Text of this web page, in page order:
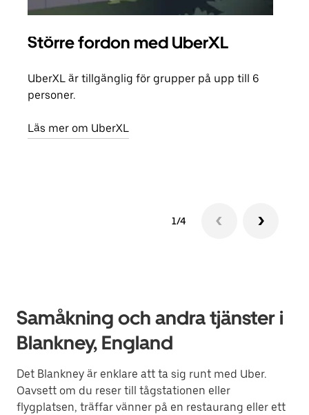
Större fordon med UberXL
UberXL är tillgänglig för grupper på upp till 6
personer.
Läs mer om UberXL
1/4
Samåkning och andra tjänster i
Blankney, England
Det Blankney är enklare att ta sig runt med Uber.
Oavsett om du reser till tågstationen eller
flygplatsen, träffar vänner på en restaurang eller ett